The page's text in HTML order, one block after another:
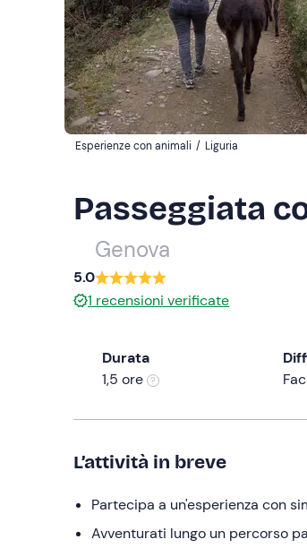
Esperienze con animali / Liguria
Passeggiata
Genova
5.0
1 recensioni verificate
Durata
1,5 ore
L’attività in breve
Partecipa a un'esperienza con
Avventurati lungo un percorso